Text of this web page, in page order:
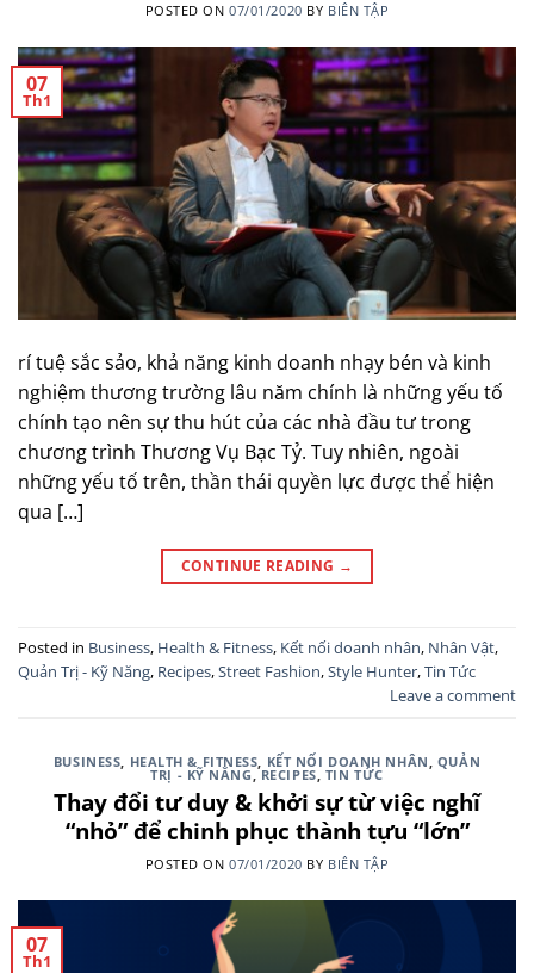
POSTED ON07/01/2020 BY BIÊN TẬP
07
Th1
rí tuệ sắc sảo, khả năng kinh doanh nhạy bén và kinh
nghiệm thương trường lâu năm chính là những yếu tố
chính tạo nên sự thu hút của các nhà đầu tư trong
chương trình Thương Vụ Bạc Tỷ. Tuy nhiên, ngoài
những yếu tố trên, thần thái quyền lực được thể hiện
qua […]
CONTINUE READING →
Posted in Business, Health & Fitness, Kết nối doanh nhân, Nhân Vật,
Quản Trị - Kỹ Năng, Recipes,Street Fashion,Style Hunter,Tin Tức
Leave a comment
BUSINESS, HEALTH & FITNESS, KẾT NỐI DOANH NHÂN, QUẢN
TRỊ - KỸ NĂNG,RECIPES, TIN TỨC
Thay đổi tư duy & khởi sự từ việc nghĩ
“nhỏ” để chinh phục thành tựu “lớn”
POSTED ON07/01/2020 BY BIÊN TẬP
07
Th1